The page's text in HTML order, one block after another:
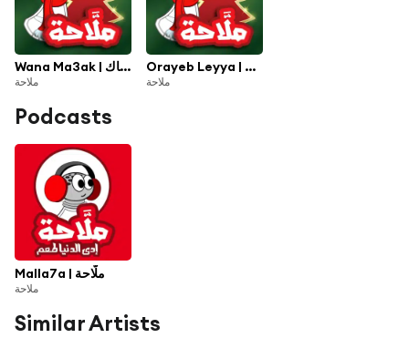
Wana Ma3ak | وانا معاك
ملاحة
Orayeb Leyya | قريب ليَّ
ملاحة
Podcasts
Malla7a | ملَّاحة
ملاحة
Similar Artists